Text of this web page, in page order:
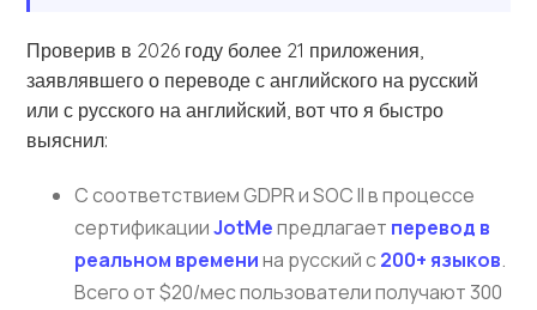
Проверив в 2026 году более 21 приложения,
заявлявшего о переводе с английского на русский
или с русского на английский, вот что я быстро
выяснил:
С соответствием GDPR и SOC II в процессе
сертификацииJotMeпредлагает перевод в
реальном временина русский с200+ языков.
Всего от $20/мес пользователи получают 300